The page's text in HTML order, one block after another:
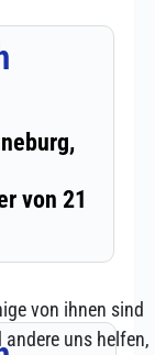
von ihnen sind
uns helfen,